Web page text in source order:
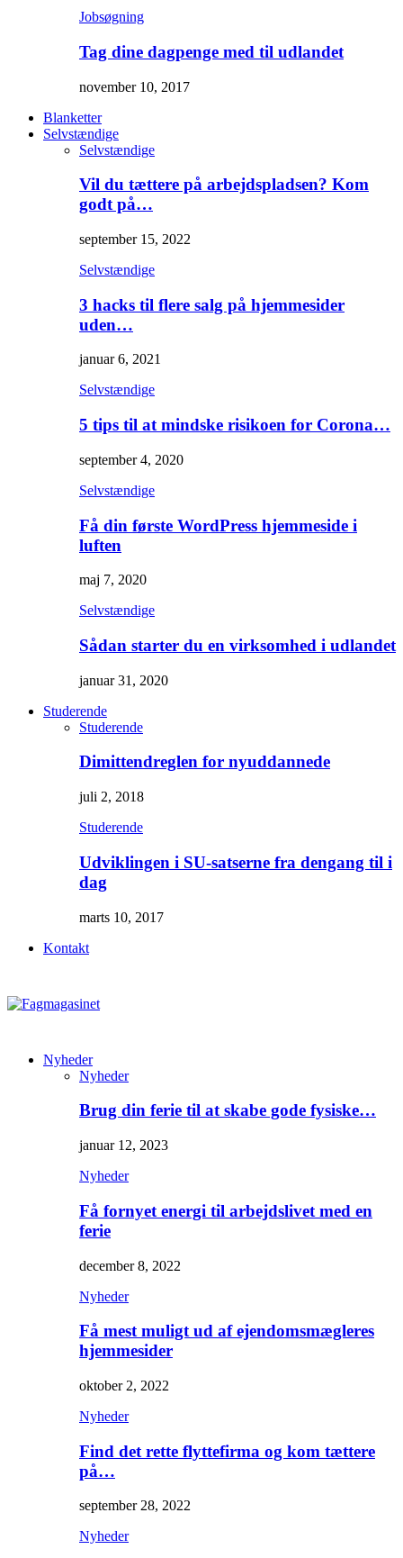
Jobsøgning
Tag dine dagpenge med til udlandet
november 10, 2017
Blanketter
Selvstændige
Selvstændige
Vil du tættere på arbejdspladsen? Kom
godt på…
september 15, 2022
Selvstændige
3 hacks til flere salg på hjemmesider
uden…
januar 6, 2021
Selvstændige
5 tips til at mindske risikoen for Corona…
september 4, 2020
Selvstændige
Få din første WordPress hjemmeside i
luften
maj 7, 2020
Selvstændige
Sådan starter du en virksomhed i udlandet
januar 31, 2020
Studerende
Studerende
Dimittendreglen for nyuddannede
juli 2, 2018
Studerende
Udviklingen i SU-satserne fra dengang til i
dag
marts 10, 2017
Kontakt
Nyheder
Nyheder
Brug din ferie til at skabe gode fysiske…
januar 12, 2023
Nyheder
Få fornyet energi til arbejdslivet med en
ferie
december 8, 2022
Nyheder
Få mest muligt ud af ejendomsmægleres
hjemmesider
oktober 2, 2022
Nyheder
Find det rette flyttefirma og kom tættere
på…
september 28, 2022
Nyheder